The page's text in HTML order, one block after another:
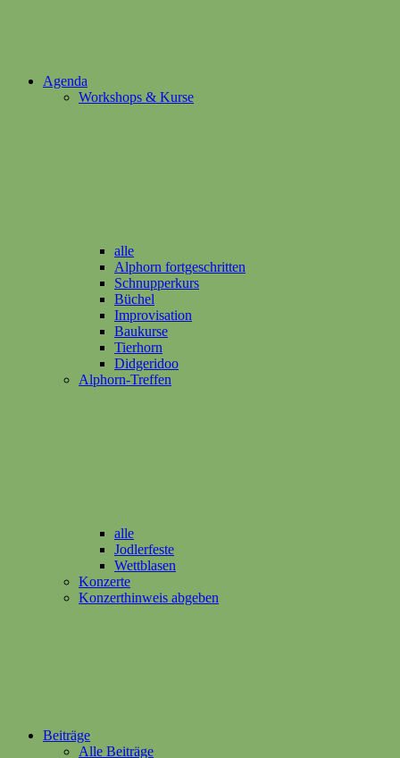
Agenda
Workshops & Kurse
alle
Alphorn fortgeschritten
Schnupperkurs
Büchel
Improvisation
Baukurse
Tierhorn
Didgeridoo
Alphorn-Treffen
alle
Jodlerfeste
Wettblasen
Konzerte
Konzerthinweis abgeben
Beiträge
Alle Beiträge